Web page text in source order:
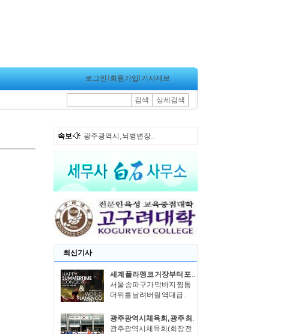
로그인 회원가입 기사제보
검색 상세검색
속보 광주광역시, 뇌병변장..
최신기사
세계 플라멩코 거장부터 포레스텔라까지 롯데콘서트홀에…송파구, 25일 역대급 썸머 콘서트 연다!
서울 송파구가 막바지 찜통
더위를 날려버릴 역대급..
광주광역시체육회, 광주 최초 롤러 스피드 주니어 국가대표 선발
광주광역시체육회(회장 전